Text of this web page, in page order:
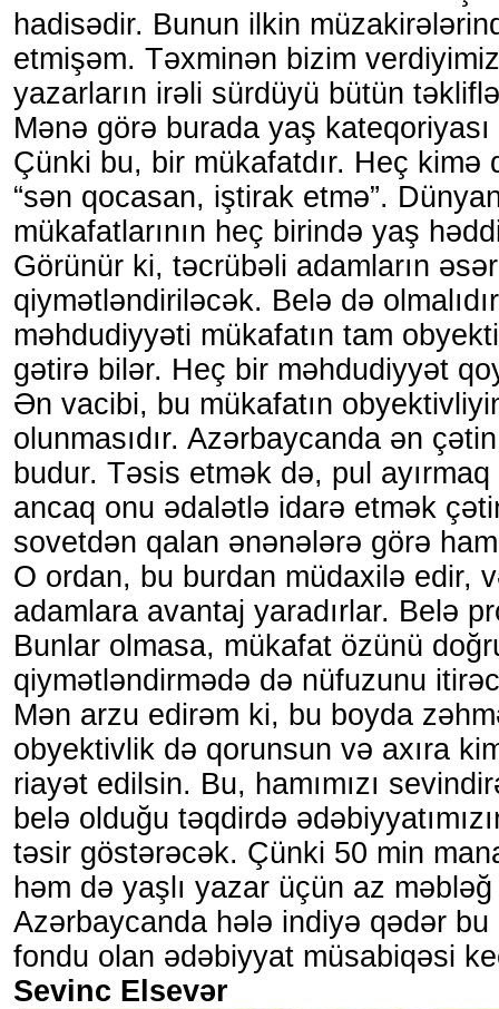
hadisədir. Bunun ilkin
etmişəm. Təxminən bizim
yazarların irəli sürdüyü bütün
Mənə görə burada yaş kateqoriyası
Çünki bu, bir mükafatdır. Heç kimə
“sən qocasan, iştirak etmə”.
mükafatlarının heç birində yaş
Görünür ki, təcrübəli adamların
qiymətləndiriləcək. Belə də
məhdudiyyəti mükafatın tam
gətirə bilər. Heç bir məhdudiyyət
Ən vacibi, bu mükafatın
olunmasıdır. Azərbaycanda ən
budur. Təsis etmək də, pul ayırmaq
ancaq onu ədalətlə idarə etmək
sovetdən qalan ənənələrə görə
O ordan, bu burdan müdaxilə edir,
adamlara avantaj yaradırlar. Belə
Bunlar olmasa, mükafat özünü
qiymətləndirmədə də nüfuzunu
Mən arzu edirəm ki, bu boyda
obyektivlik də qorunsun və axıra
riayət edilsin. Bu, hamımızı
belə olduğu təqdirdə
təsir göstərəcək. Çünki 50 min
həm də yaşlı yazar üçün az
Azərbaycanda hələ indiyə qədər
fondu olan ədəbiyyat müsabiqəsi
Sevinc Elsevər